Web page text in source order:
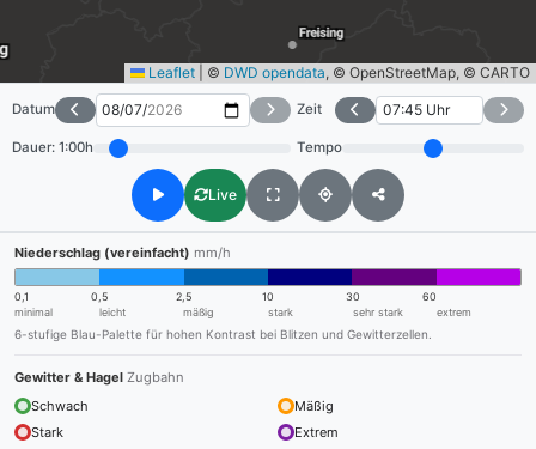
Leaflet © DWD opendata, © OpenStreetMap, © CARTO
Datum Zeit
Dauer: 1:00h Tempo
Live
Niederschlag (vereinfacht) mm/h
0,1 0,5 2,5 10 30
60
minimal
leicht mäßig stark sehr stark extrem
6-stufige Blau-Palette für hohen Kontrast bei Blitzen und Gewitterzellen.
Gewitter & Hagel Zugbahn
Schwach
Mäßig
Stark
Extrem